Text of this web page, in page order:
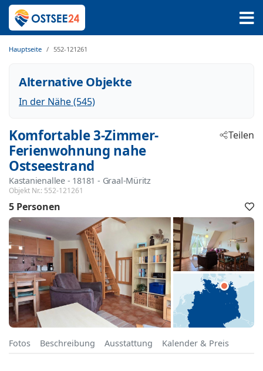
Hauptseite 552-121261
Alternative Objekte
In der Nähe (545)
Komfortable 3-Zimmer-
Ferienwohnung nahe
Ostseestrand
Kastanienallee - 18181 - Graal-Müritz
Objekt Nr.: 552-121261
Teilen
5 Personen
Fotos Beschreibung Ausstattung Kalender & Preis